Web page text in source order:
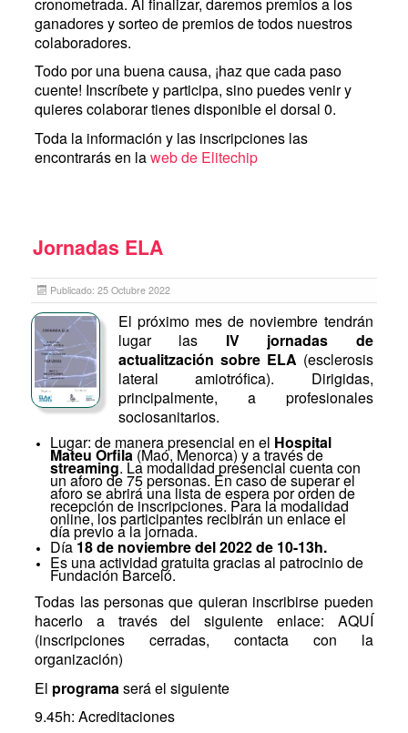
ganadores y sorteo de premios de todos nuestros
colaboradores.
Todo por una buena causa, ¡haz que cada paso
cuente! Inscríbete y participa, sino puedes venir y
quieres colaborar tienes disponible el dorsal 0.
Toda la información y las inscripciones las
encontrarás en laweb de Elitechip
Jornadas ELA
Publicado: 25 Octubre 2022
El próximo mes de noviembre tendrán
lugar las IV jornadas de
actualitzación sobre ELA (esclerosis
lateral amiotrófica). Dirigidas,
principalmente, a profesionales
sociosanitarios.
Lugar: de manera presencial en el Hospital
Mateu Orfila(Maó, Menorca) y a través de
streaming. La modalidad presencial cuenta con
un aforo de 75 personas. En caso de superar el
aforo se abrirá una lista de espera por orden de
recepción de inscripciones. Para la modalidad
online, los participantes recibirán un enlace el
día previo a la jornada.
Día18 de noviembre del 2022 de 10-13h.
Es una actividad gratuita gracias al patrocinio de
Fundación Barceló.
Todas las personas que quieran inscribirse pueden
hacerlo a través del siguiente enlace: AQUÍ
(inscripciones cerradas, contacta con la
organización)
El programaserá el siguiente
9.45h: Acreditaciones